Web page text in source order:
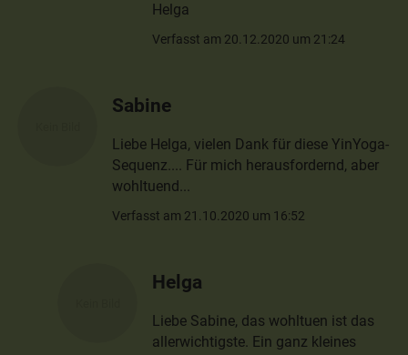
Helga
Verfasst am 20.12.2020 um 21:24
Sabine
Liebe Helga, vielen Dank für diese YinYoga-
Sequenz.... Für mich herausfordernd, aber
wohltuend...
Verfasst am 21.10.2020 um 16:52
Helga
Liebe Sabine, das wohltuen ist das
allerwichtigste. Ein ganz kleines